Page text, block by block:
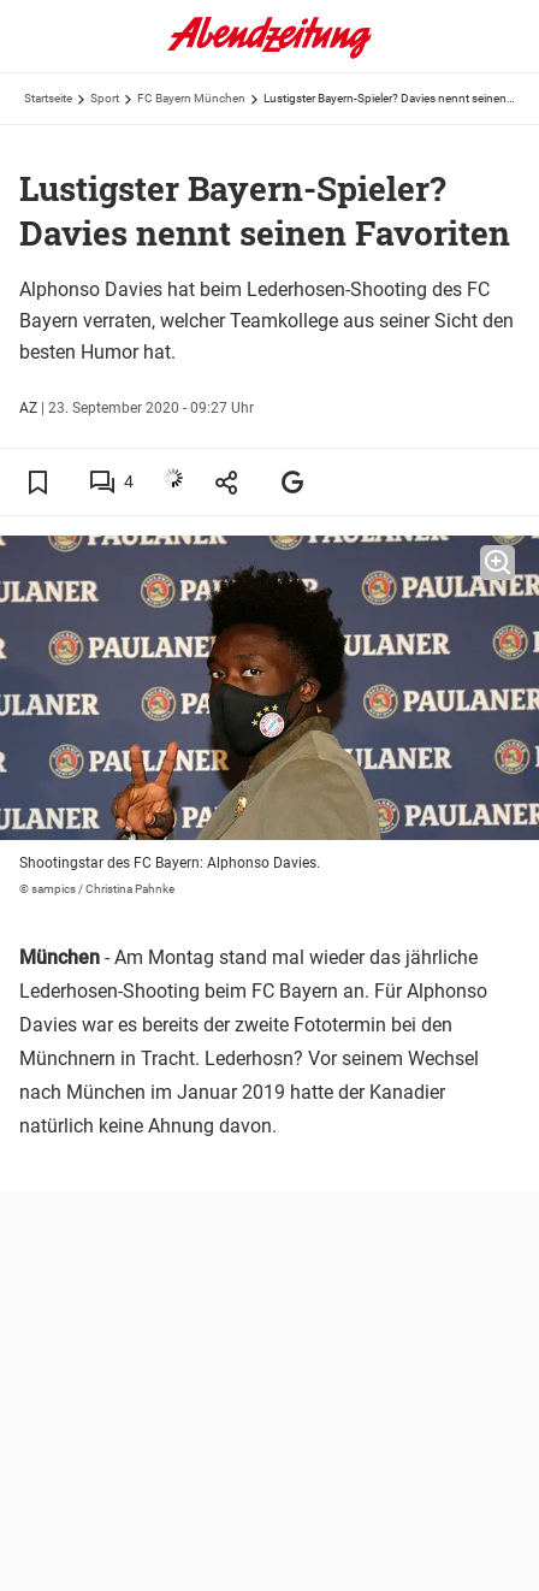
Startseite Sport FC Bayern München
Lustigster Bayern-Spieler?
Davies nennt seinen Favoriten
Alphonso Davies hat beim Lederhosen-Shooting des FC
Bayern verraten, welcher Teamkollege aus seiner Sicht den
besten Humor hat.
AZ | 23. September 2020 - 09:27 Uhr
4
Shootingstar des FC Bayern: Alphonso Davies.
© sampics / Christina Pahnke
München - Am Montag stand mal wieder das jährliche
Lederhosen-Shooting beim FC Bayern an. Für Alphonso
Davies war es bereits der zweite Fototermin bei den
Münchnern in Tracht. Lederhosn? Vor seinem Wechsel
nach München im Januar 2019 hatte der Kanadier
natürlich keine Ahnung davon.